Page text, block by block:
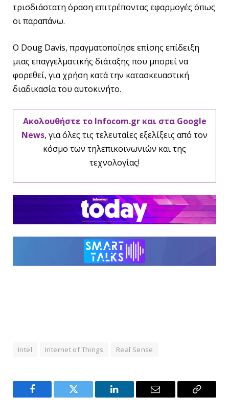
τρισδιάστατη όραση επιτρέποντας εφαρμογές όπως
οι παραπάνω.
Ο Doug Davis, πραγματοποίησε επίσης επίδειξη
μιας επαγγελματικής διάταξης που μπορεί να
φορεθεί, για χρήση κατά την κατασκευαστική
διαδικασία του αυτοκινήτο.
Ακολουθήστε το Infocom.gr και στα Google
News, για όλες τις τελευταίες εξελίξεις από τον
κόσμο των τηλεπικοινωνιών και της
τεχνολογίας!
Intel Internet of Things Real Sense
Facebook Twitter LinkedIn Email
Copy